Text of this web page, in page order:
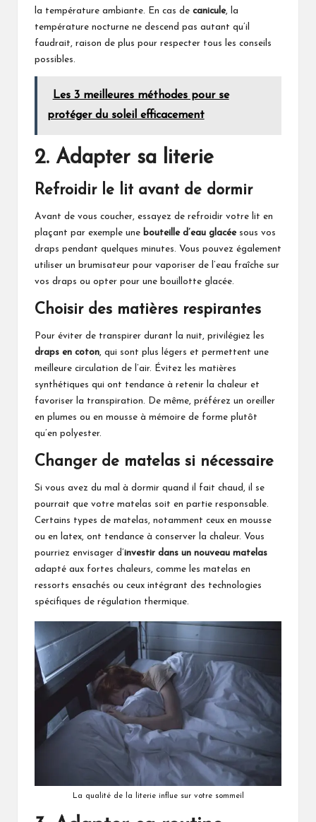
la température ambiante. En cas de canicule, la
température nocturne ne descend pas autant qu’il
faudrait, raison de plus pour respecter tous les conseils
possibles.
Les 3 meilleures méthodes pour se
protéger du soleil efficacement
2. Adapter sa literie
Refroidir le lit avant de dormir
Avant de vous coucher, essayez de refroidir votre lit en
plaçant par exemple une bouteille d’eau glacéesous vos
draps pendant quelques minutes. Vous pouvez également
utiliser un brumisateur pour vaporiser de l’eau fraîche sur
vos draps ou opter pour une bouillotte glacée.
Choisir des matières respirantes
Pour éviter de transpirer durant la nuit, privilégiez les
draps en coton, qui sont plus légers et permettent une
meilleure circulation de l’air. Évitez les matières
synthétiques qui ont tendance à retenir la chaleur et
favoriser la transpiration. De même, préférez un oreiller
en plumes ou en mousse à mémoire de forme plutôt
qu’en polyester.
Changer de matelas si nécessaire
Si vous avez du mal à dormir quand il fait chaud, il se
pourrait que votre matelas soit en partie responsable.
Certains types de matelas, notamment ceux en mousse
ou en latex, ont tendance à conserver la chaleur. Vous
pourriez envisager d’investir dans un nouveau matelas
adapté aux fortes chaleurs, comme les matelas en
ressorts ensachés ou ceux intégrant des technologies
spécifiques de régulation thermique.
La qualité de la literie influe sur votre sommeil